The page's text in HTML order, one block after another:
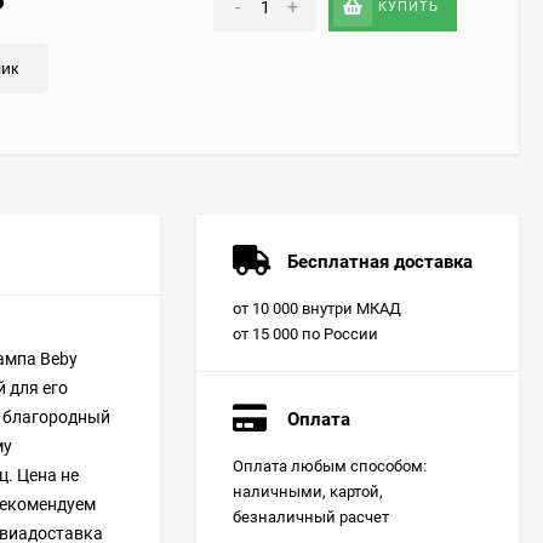
- + КУПИТЬ
Beby
для его
благородный
Цена не
Бесплатная доставка
от 10 000 внутри МКАД
от 15 000 по России
Оплата
Оплата любым способом:
наличными, картой,
безналичный расчет